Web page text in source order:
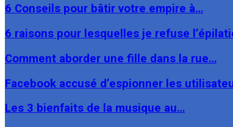
6 Conseils pour bâtir votre empire à…
6 raisons pour lesquelles je refuse
Comment aborder une fille dans la rue…
Facebook accusé d’espionner les
Les 3 bienfaits de la musique au…